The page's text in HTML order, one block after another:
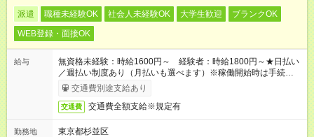
派遣 職種未経験OK 社会人未経験OK 大学生歓迎
ブランクOK
WEB登録・面接OK
給与
無資格未経験：時給1600円～ 経験者：時給1800円～★日払い
／週払い制度あり（月払いも選べます）※稼働開始時は手続き完
了次第のお支払いとなります。
交通費別途支給あり
交通費 交通費全額支給※規定有
勤務地
東京都杉並区